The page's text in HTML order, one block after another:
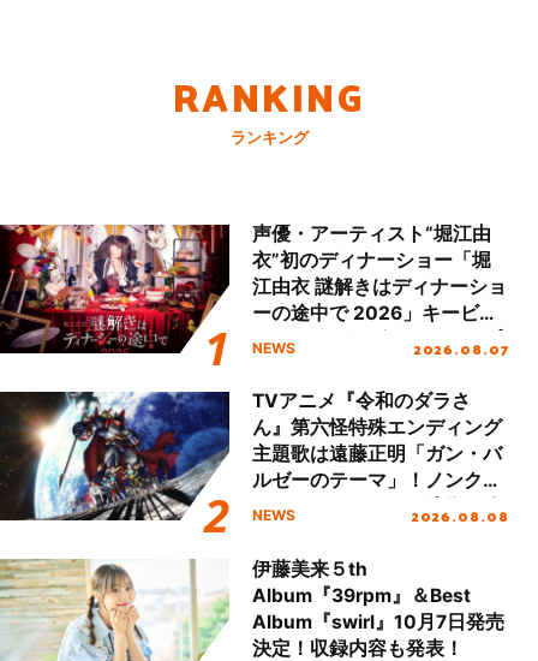
RANKING
ランキング
声優・アーティスト“堀江由
衣”初のディナーショー「堀
江由衣 謎解きはディナーショ
ーの途中で 2026」キービジ
ュアル＆グッズラインナップ
NEWS 2026.08.07
TVアニメ『令和のダラさ
ん』第六怪特殊エンディング
主題歌は遠藤正明「ガン・バ
ルゼーのテーマ」！ノンクレ
ジットエンディング映像も公
NEWS 2026.08.08
伊藤美来５th
Album『39rpm』＆Best
Album『swirl』10月7日発売
決定！収録内容も発表！